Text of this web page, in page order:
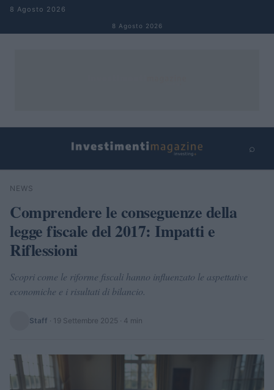
Salta al contenuto
8 Agosto 2026
8 Agosto 2026
⌕
Cerca
NEWS
Comprendere le conseguenze della
legge fiscale del 2017: Impatti e
Riflessioni
Scopri come le riforme fiscali hanno influenzato le aspettative
economiche e i risultati di bilancio.
Staff · 19 Settembre 2025 · 4 min